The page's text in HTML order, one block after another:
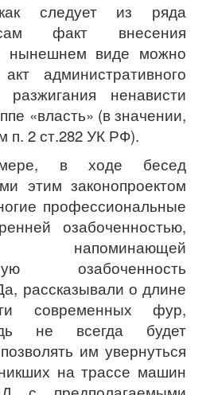
следует из ряда
факт внесения
нынешнем виде можно
административного
ненависти
«власть» (в значении,
п. 2 ст.282 УК РФ).
в ходе бесед
этим законопроектом
профессиональные
озабоченностью,
озабоченность
рассказывали о длине
современных фур,
не всегда будет
им увернуться
на трассе машин